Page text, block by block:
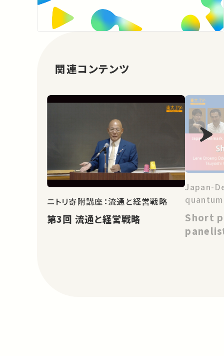
関連コンテンツ
ニトリ寄附講座：流通と経営戦略
第3回 流通と経営戦略
Japan-
Short